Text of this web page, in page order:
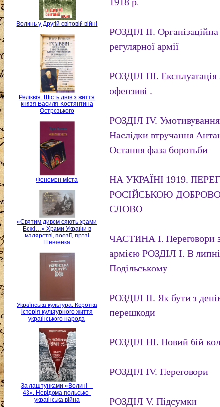
Волинь у Другій світовій війні
Реліквія. Шість днів з життя
князя Василя-Костянтина
Острозького
Феномен міста
«Святим дивом сяють храми
Божі…» Храми України в
малярстві, поезії, прозі
Шевченка
Українська культура. Коротка
історія культурного життя
українського народа
За лаштунками «Волині—
43». Невідома польсько-
українська війна
РОЗДІЛ II. Організаційна
регулярної армії
РОЗДІЛ ПІ. Експлуатація
офензиві .
РОЗДІЛ IV.
Наслідки втручання
Остання фаза боротьби
НА УКРАЇНІ 1919.
РОСІЙСЬКОЮ
СЛОВО
ЧАСТИНА І. Переговори
армією РОЗДІЛ І. В
Подільському
РОЗДІЛ II. Як бути з
перешкоди
РОЗДІЛ НІ. Новий бій
РОЗДІЛ IV. Переговори
РОЗДІЛ V. Підсумки